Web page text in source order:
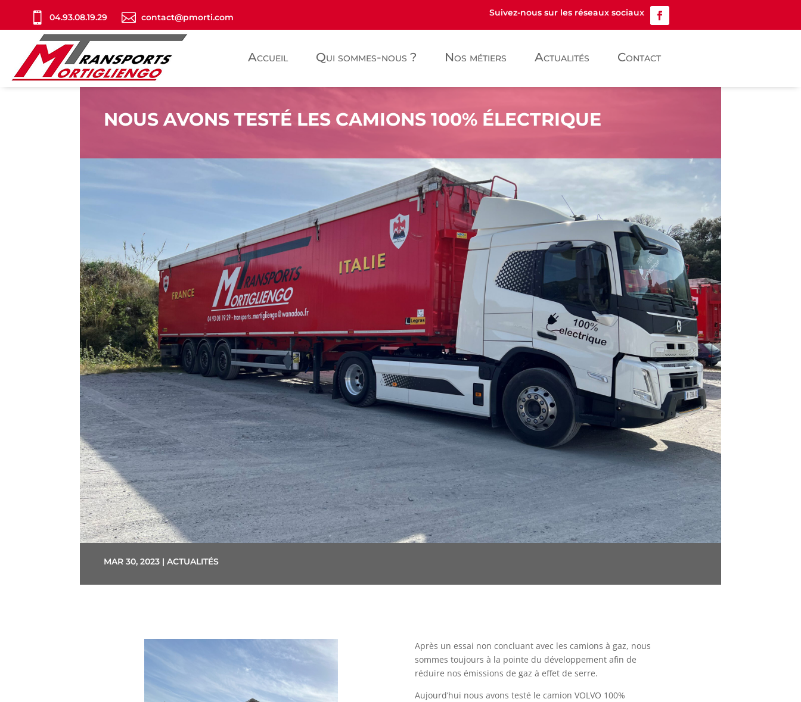
 04.93.08.19.29  contact@pmorti.com Suivez-nous sur les réseaux sociaux
Accueil Qui sommes-nous ? Nos métiers Actualités Contact
NOUS AVONS TESTÉ LES CAMIONS 100% ÉLECTRIQUE
MAR 30, 2023 |ACTUALITÉS
Après un essai non concluant avec les camions à gaz, nous
sommes toujours à la pointe du développement afin de
réduire nos émissions de gaz à effet de serre.
Aujourd’hui nous avons testé le camion VOLVO 100%